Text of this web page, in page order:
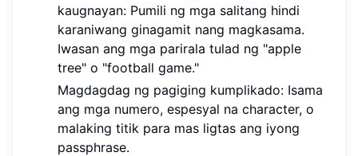
kaugnayan: Pumili ng mga salitang hindi
karaniwang ginagamit nang magkasama.
Iwasan ang mga parirala tulad ng "apple
tree" o "football game."
Magdagdag ng pagiging kumplikado: Isama
ang mga numero, espesyal na character, o
malaking titik para mas ligtas ang iyong
passphrase.